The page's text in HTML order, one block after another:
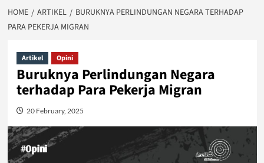
HOME ARTIKEL
BURUKNYA PERLINDUNGAN NEGARA TERHADAP
PARA PEKERJA MIGRAN
Artikel Opini
Buruknya Perlindungan Negara
terhadap Para Pekerja Migran
20 February, 2025